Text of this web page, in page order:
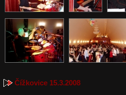
Čížkovice 15.3.2008